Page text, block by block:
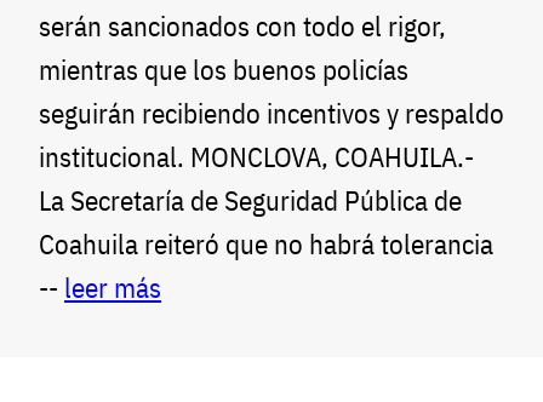
serán sancionados con todo el rigor,
mientras que los buenos policías
seguirán recibiendo incentivos y respaldo
institucional. MONCLOVA, COAHUILA.-
La Secretaría de Seguridad Pública de
Coahuila reiteró que no habrá tolerancia
-- leer más